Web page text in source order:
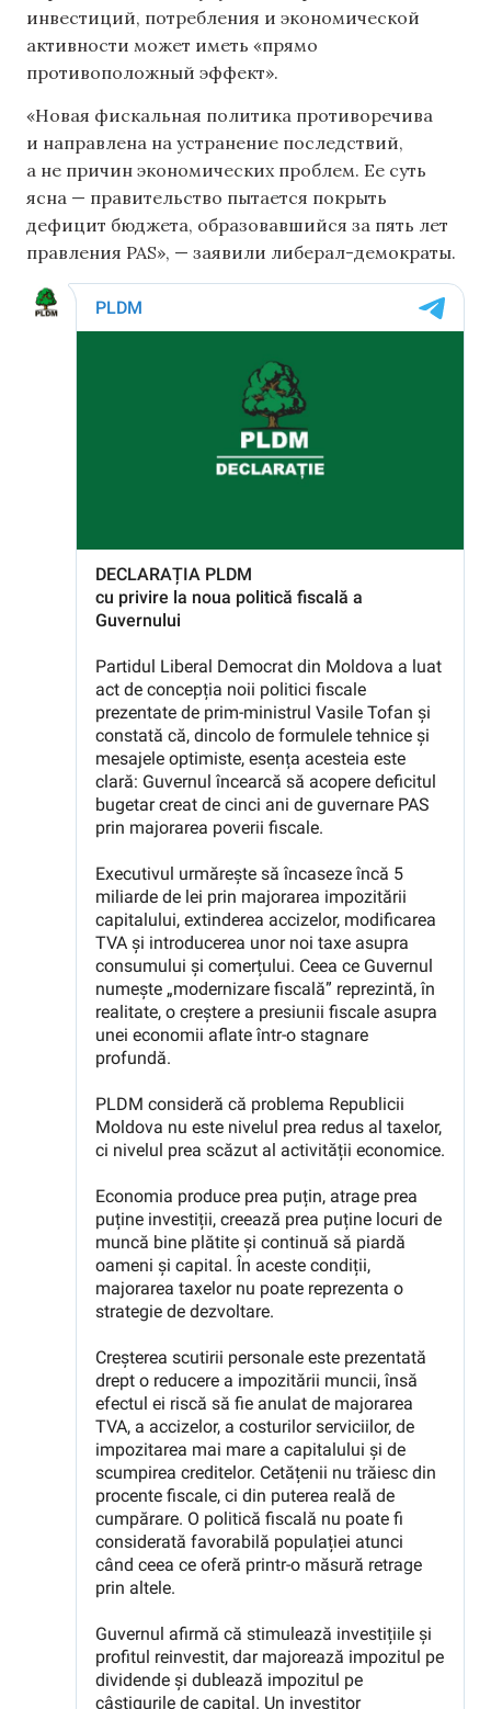
инвестиций, потребления и экономической
активности может иметь «прямо
противоположный эффект».
«Новая фискальная политика противоречива
и направлена ​​на устранение последствий,
а не причин экономических проблем. Ее суть
ясна — правительство пытается покрыть
дефицит бюджета, образовавшийся за пять лет
правления PAS», — заявили либерал-демократы.